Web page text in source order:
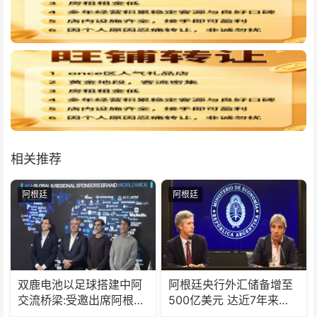
相关推荐
阿根廷
双鹿电池以足球搭建中阿
交流桥梁:受邀出席阿根廷
阿根廷
阿根廷央行外汇储备增至
500亿美元 达近7年来最